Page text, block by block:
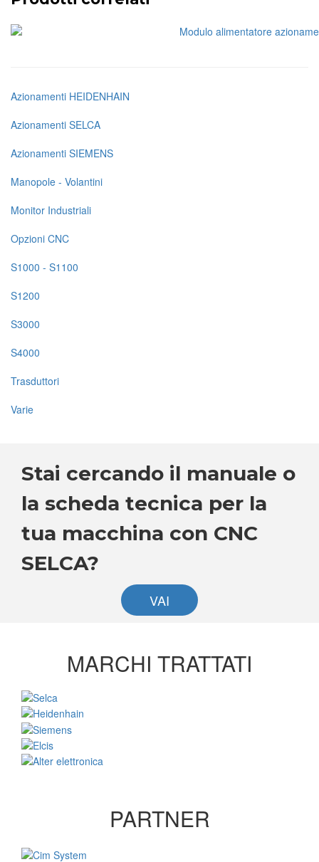
Navigazione
principale
Ricambi
su
pagine
Azionamenti HEIDENHAIN
Azionamenti SELCA
Azionamenti SIEMENS
Manopole - Volantini
Monitor Industriali
Opzioni CNC
S1000 - S1100
S1200
S3000
S4000
Trasduttori
Varie
Stai cercando il manuale o
la scheda tecnica per la
tua macchina con CNC
SELCA?
VAI
MARCHI TRATTATI
PARTNER